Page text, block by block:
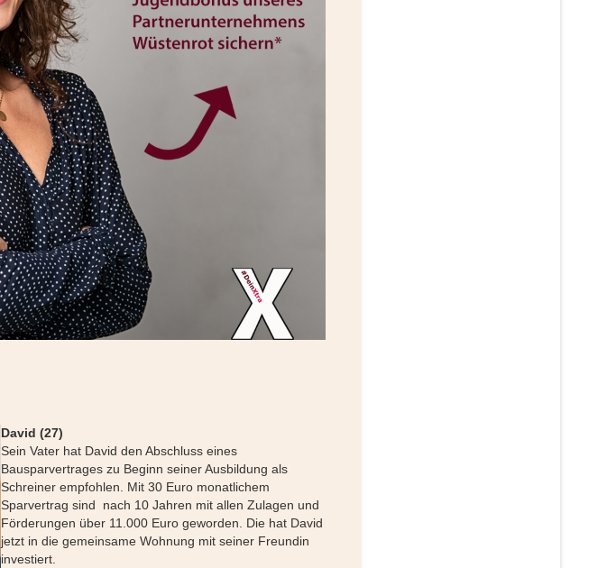
David (27)
Sein Vater hat David den Abschluss eines
Bausparvertrages zu Beginn seiner Ausbildung als
Schreiner empfohlen. Mit 30 Euro monatlichem
Sparvertrag sind nach 10 Jahren mit allen Zulagen und
Förderungen über 11.000 Euro geworden. Die hat David
jetzt in die gemeinsame Wohnung mit seiner Freundin
investiert.